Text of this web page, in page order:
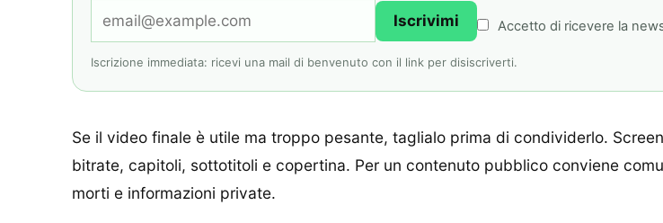
Iscrivimi Accetto di ricevere la
Iscrizione immediata: ricevi una mail di benvenuto con il link per disiscriverti.
Se il video finale è utile ma troppo pesante, taglialo prima di condividerlo.
bitrate, capitoli, sottotitoli e copertina. Per un contenuto pubblico conviene
morti e informazioni private.